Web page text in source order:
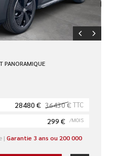
PANORAMIQUE
28480 € 36430 €TTC
299 € /MOIS
|Garantie 3 ans ou 200 000